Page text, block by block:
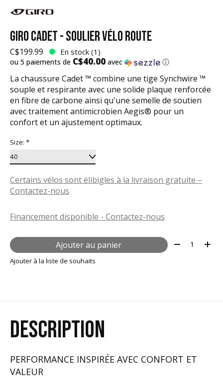
GIRO CADET - SOULIER VÉLO ROUTE
C$199.99 En stock (1)
ou 5 paiements de C$40.00 avec ⓘ
La chaussure Cadet ™ combine une tige Synchwire ™
souple et respirante avec une solide plaque renforcée
en fibre de carbone ainsi qu'une semelle de soutien
avec traitement antimicrobien Aegis® pour un
confort et un ajustement optimaux.
Size: *
Certains vélos sont élibigles à la livraison gratuite –
Contactez-nous
Financement disponible - Contactez-nous
Ajouter au panier Quantité:
Ajouter à la liste de souhaits
DESCRIPTION
PERFORMANCE INSPIRÉE AVEC CONFORT ET
VALEUR